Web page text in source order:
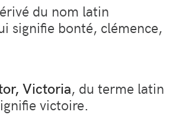
du nom latin
signifie bonté, clémence,
Victoria, du terme latin
victoire.